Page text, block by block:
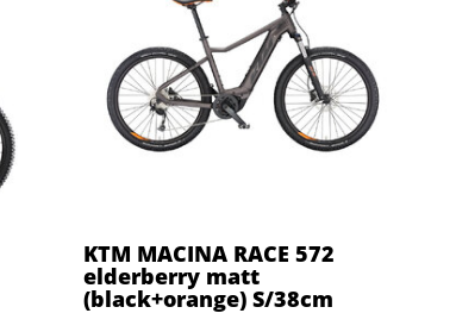
KTM MACINA RACE 572
elderberry matt
(black+orange) S/38cm